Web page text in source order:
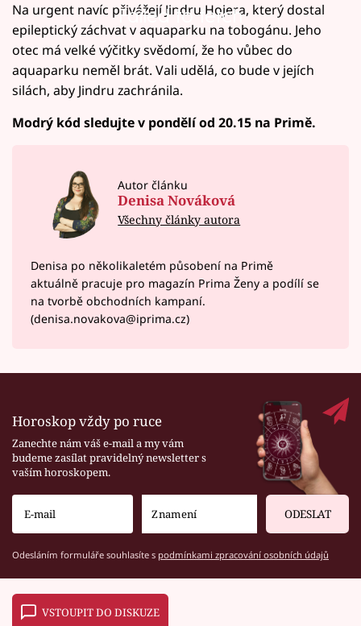
Failed to fetch
Na urgent navíc přivážejí Jindru Hojera, který dostal
epileptický záchvat v aquaparku na tobogánu. Jeho
otec má velké výčitky svědomí, že ho vůbec do
aquaparku neměl brát. Vali udělá, co bude v jejích
silách, aby Jindru zachránila.
Modrý kód sledujte v pondělí od 20.15 na Primě.
Autor článku
Denisa Nováková
Všechny články autora
Denisa po několikaletém působení na Primě
aktuálně pracuje pro magazín Prima Ženy a podílí se
na tvorbě obchodních kampaní.
(denisa.novakova@iprima.cz)
Horoskop vždy po ruce
Zanechte nám váš e-mail a my vám
budeme zasílat pravidelný newsletter s
vaším horoskopem.
ODESLAT
Odesláním formuláře souhlasíte s podmínkami zpracování osobních údajů
VSTOUPIT DO DISKUZE